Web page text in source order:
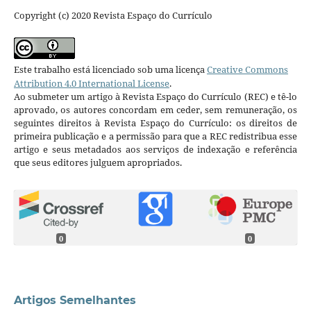
Copyright (c) 2020 Revista Espaço do Currículo
Este trabalho está licenciado sob uma licençaCreative Commons
Attribution 4.0 International License.
Ao submeter um artigo à Revista Espaço do Currículo (REC) e tê-lo
aprovado, os autores concordam em ceder, sem remuneração, os
seguintes direitos à Revista Espaço do Currículo: os direitos de
primeira publicação e a permissão para que a REC redistribua esse
artigo e seus metadados aos serviços de indexação e referência
que seus editores julguem apropriados.
0 0
Artigos Semelhantes